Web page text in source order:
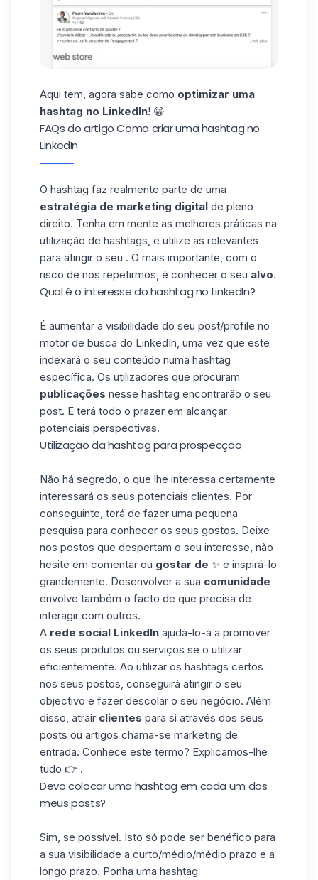
Aqui tem, agora sabe como optimizar uma
hashtag no LinkedIn! 😁
FAQs do artigo Como criar uma hashtag no
LinkedIn
O hashtag faz realmente parte de uma
estratégia de marketing digital de pleno
direito. Tenha em mente as melhores práticas na
utilização de hashtags, e utilize as relevantes
para atingir o seu . O mais importante, com o
risco de nos repetirmos, é conhecer o seu alvo.
Qual é o interesse do hashtag no LinkedIn?
É aumentar a visibilidade do seu post/profile no
motor de busca do LinkedIn , uma vez que este
indexará o seu conteúdo numa hashtag
específica. Os utilizadores que procuram
publicações nesse hashtag encontrarão o seu
post. E terá todo o prazer em alcançar
potenciais perspectivas.
Utilização da hashtag para prospecção
Não há segredo, o que lhe interessa certamente
interessará os seus potenciais clientes. Por
conseguinte, terá de fazer uma pequena
pesquisa para conhecer os seus gostos. Deixe
nos postos que despertam o seu interesse, não
hesite em comentar ou gostar de ✨ e inspirá-lo
grandemente. Desenvolver a sua comunidade
envolve também o facto de que precisa de
interagir com outros.
A rede social LinkedIn ajudá-lo-á a promover
os seus produtos ou serviços se o utilizar
eficientemente. Ao utilizar os hashtags certos
nos seus postos, conseguirá atingir o seu
objectivo e fazer descolar o seu negócio. Além
disso, atrair clientes para si através dos seus
posts ou artigos chama-se marketing de
entrada. Conhece este termo? Explicamos-lhe
tudo 👉 .
Devo colocar uma hashtag em cada um dos
meus posts?
Sim, se possível. Isto só pode ser benéfico para
a sua visibilidade a curto/médio/médio prazo e a
longo prazo. Ponha uma hashtag